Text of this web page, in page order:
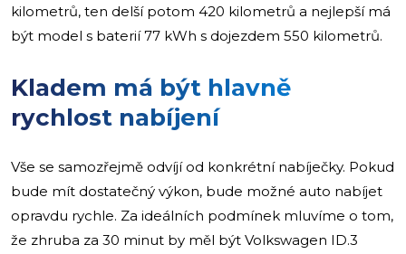
kilometrů, ten delší potom 420 kilometrů a nejlepší má
být model s baterií 77 kWh s dojezdem 550 kilometrů.
Kladem má být hlavně
rychlost nabíjení
Vše se samozřejmě odvíjí od konkrétní nabíječky. Pokud
bude mít dostatečný výkon, bude možné auto nabíjet
opravdu rychle. Za ideálních podmínek mluvíme o tom,
že zhruba za 30 minut by měl být Volkswagen ID.3